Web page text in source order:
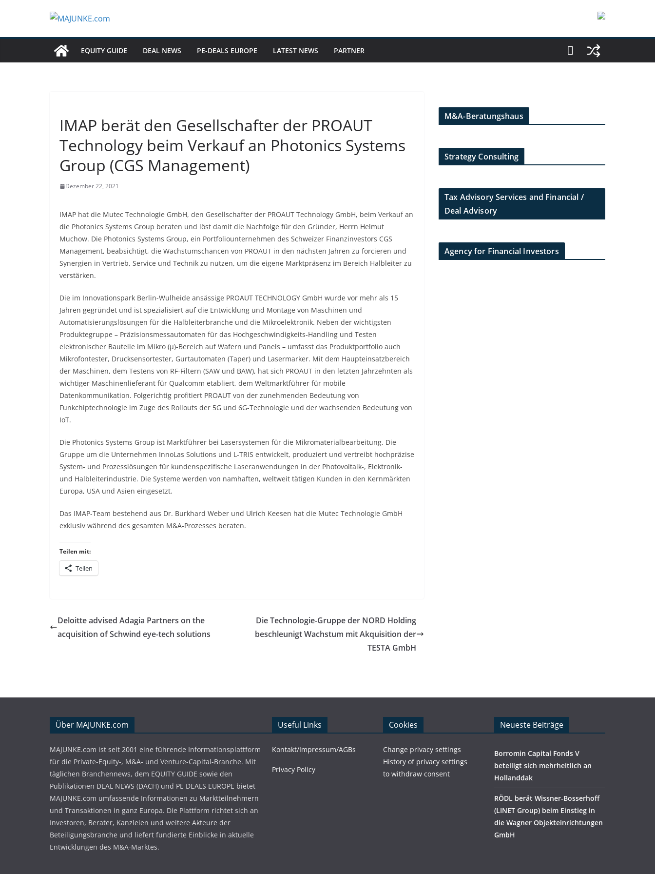
EQUITY GUIDE DEAL NEWS PE-DEALS EUROPE LATEST NEWS PARTNER
IMAP berät den Gesellschafter der PROAUT
Technology beim Verkauf an Photonics Systems
Group (CGS Management)
Dezember 22, 2021
IMAP hat die Mutec Technologie GmbH, den Gesellschafter der PROAUT Technology GmbH, beim Verkauf an
die Photonics Systems Group beraten und löst damit die Nachfolge für den Gründer, Herrn Helmut
Muchow. Die Photonics Systems Group, ein Portfoliounternehmen des Schweizer Finanzinvestors CGS
Management, beabsichtigt, die Wachstumschancen von PROAUT in den nächsten Jahren zu forcieren und
Synergien in Vertrieb, Service und Technik zu nutzen, um die eigene Marktpräsenz im Bereich Halbleiter zu
verstärken.
Die im Innovationspark Berlin-Wulheide ansässige PROAUT TECHNOLOGY GmbH wurde vor mehr als 15
Jahren gegründet und ist spezialisiert auf die Entwicklung und Montage von Maschinen und
Automatisierungslösungen für die Halbleiterbranche und die Mikroelektronik. Neben der wichtigsten
Produktegruppe – Präzisionsmessautomaten für das Hochgeschwindigkeits-Handling und Testen
elektronischer Bauteile im Mikro (µ)-Bereich auf Wafern und Panels – umfasst das Produktportfolio auch
Mikrofontester, Drucksensortester, Gurtautomaten (Taper) und Lasermarker. Mit dem Haupteinsatzbereich
der Maschinen, dem Testens von RF-Filtern (SAW und BAW), hat sich PROAUT in den letzten Jahrzehnten als
wichtiger Maschinenlieferant für Qualcomm etabliert, dem Weltmarktführer für mobile
Datenkommunikation. Folgerichtig profitiert PROAUT von der zunehmenden Bedeutung von
Funkchiptechnologie im Zuge des Rollouts der 5G und 6G-Technologie und der wachsenden Bedeutung von
IoT.
Die Photonics Systems Group ist Marktführer bei Lasersystemen für die Mikromaterialbearbeitung. Die
Gruppe um die Unternehmen InnoLas Solutions und L-TRIS entwickelt, produziert und vertreibt hochpräzise
System- und Prozesslösungen für kundenspezifische Laseranwendungen in der Photovoltaik-, Elektronik-
und Halbleiterindustrie. Die Systeme werden von namhaften, weltweit tätigen Kunden in den Kernmärkten
Europa, USA und Asien eingesetzt.
Das IMAP-Team bestehend aus Dr. Burkhard Weber und Ulrich Keesen hat die Mutec Technologie GmbH
exklusiv während des gesamten M&A-Prozesses beraten.
Teilen mit:
Teilen
Deloitte advised Adagia Partners on the
acquisition of Schwind eye-tech solutions
Die Technologie-Gruppe der NORD Holding
beschleunigt Wachstum mit Akquisition der
TESTA GmbH
M&A-Beratungshaus
Strategy Consulting
Tax Advisory Services and Financial /
Deal Advisory
Agency for Financial Investors
Über MAJUNKE.com
MAJUNKE.com ist seit 2001 eine führende Informationsplattform
für die Private-Equity-, M&A- und Venture-Capital-Branche. Mit
täglichen Branchennews, dem EQUITY GUIDE sowie den
Publikationen DEAL NEWS (DACH) und PE DEALS EUROPE bietet
MAJUNKE.com umfassende Informationen zu Marktteilnehmern
und Transaktionen in ganz Europa. Die Plattform richtet sich an
Investoren, Berater, Kanzleien und weitere Akteure der
Beteiligungsbranche und liefert fundierte Einblicke in aktuelle
Entwicklungen des M&A-Marktes.
Useful Links
Kontakt/Impressum/AGBs
Privacy Policy
Cookies
Change privacy settings
History of privacy settings
to withdraw consent
Neueste Beiträge
Borromin Capital Fonds V
beteiligt sich mehrheitlich an
Hollanddak
RÖDL berät Wissner-Bosserhoff
(LINET Group) beim Einstieg in
die Wagner Objekteinrichtungen
GmbH